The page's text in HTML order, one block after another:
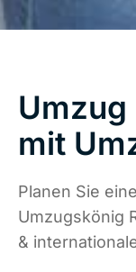
Umzug
mit
Planen Sie
Umzugskönig
&